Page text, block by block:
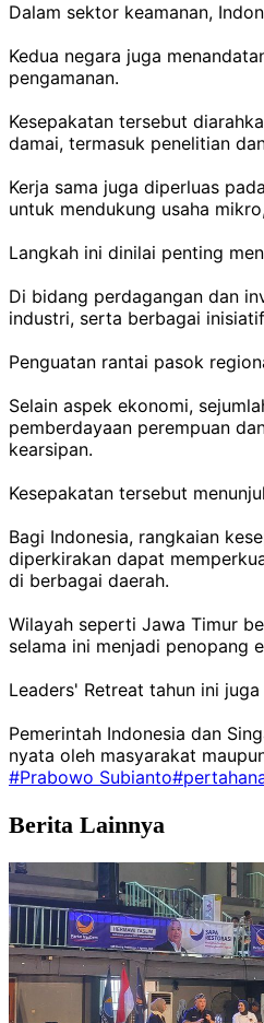
Dalam sektor keamanan,
Kedua negara juga
pengamanan.
Kesepakatan tersebut
damai, termasuk penelitian
Kerja sama juga diperluas
untuk mendukung usaha
Langkah ini dinilai penting
Di bidang perdagangan dan
industri, serta berbagai
Penguatan rantai pasok
Selain aspek ekonomi,
pemberdayaan perempuan
kearsipan.
Kesepakatan tersebut
Bagi Indonesia, rangkaian
diperkirakan dapat
di berbagai daerah.
Wilayah seperti Jawa Timur
selama ini menjadi penopang
Leaders' Retreat tahun ini
Pemerintah Indonesia dan
nyata oleh masyarakat
#Prabowo Subianto
Berita Lainnya